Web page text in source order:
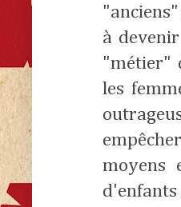
à
"métier"
les
moyens
d'enfants